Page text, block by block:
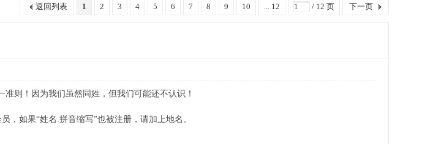
1 2 3 4 5 6 7 8 9 10 ... 12 / 12 页 下一页
返回列表
则！因为我们虽然同姓，但我们可能还不认识！
，如果“姓名.拼音缩写”也被注册，请加上地名。